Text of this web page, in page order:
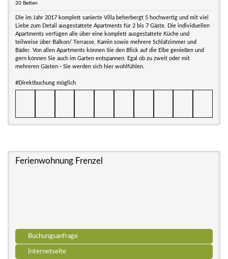
20 Betten
Die im Jahr 2017 komplett sanierte Villa beherbergt 5 hochwertig und mit viel
Liebe zum Detail ausgestattete Apartments für 2 bis 7 Gäste. Die individuellen
Apartments verfügen alle über eine komplett ausgestattete Küche und
teilweise über Balkon/ Terrasse, Kamin sowie mehrere Schlafzimmer und
Bäder. Von allen Apartments können Sie den Blick auf die Elbe genießen und
gern können Sie auch im Garten entspannen. Egal ob zu zweit oder mit
mehreren Gästen - Sie werden sich hier wohlfühlen.
#Direktbuchung möglich
Ferienwohnung Frenzel
Buchungsanfrage
Internetseite